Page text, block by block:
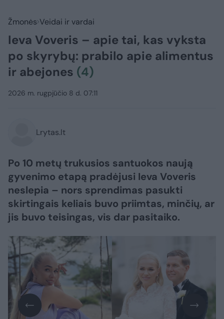
Žmonės Veidai ir vardai
Ieva Voveris – apie tai, kas vyksta
po skyrybų: prabilo apie alimentus
ir abejones (4)
2026 m. rugpjūčio 8 d. 07:11
Lrytas.lt
Po 10 metų trukusios santuokos naują
gyvenimo etapą pradėjusi Ieva Voveris
neslepia – nors sprendimas pasukti
skirtingais keliais buvo priimtas, minčių, ar
jis buvo teisingas, vis dar pasitaiko.